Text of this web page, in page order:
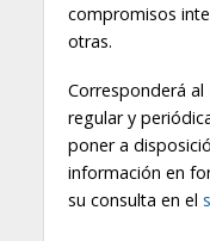
compromisos
otras.
Corresponderá al
regular y
poner a
información en
su consulta en el